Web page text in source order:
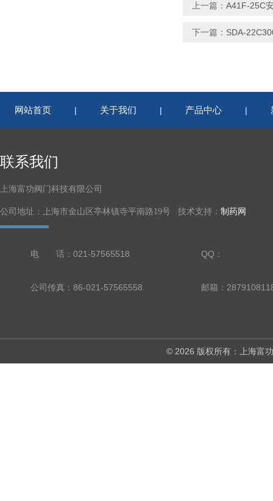
上一篇： A41F-25C
下一篇： SDA-
网站首页 | 关于我们 | 产品中心 |
联系我们
上海富功阀门科技有限公司
公司地址：上海市金山区亭林镇寺平南路19号 技术支持： 制药网
电 话：021-57565518 QQ：
公司传真：86-021-57565558 邮箱：
© 2026 版权所有：上海富